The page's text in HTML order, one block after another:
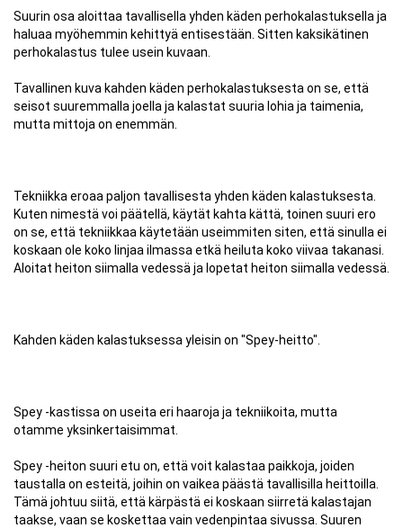
Suurin osa aloittaa tavallisella yhden käden perhokalastuksella ja
haluaa myöhemmin kehittyä entisestään. Sitten kaksikätinen
perhokalastus tulee usein kuvaan.
Tavallinen kuva kahden käden perhokalastuksesta on se, että
seisot suuremmalla joella ja kalastat suuria lohia ja taimenia,
mutta mittoja on enemmän.
Tekniikka eroaa paljon tavallisesta yhden käden kalastuksesta.
Kuten nimestä voi päätellä, käytät kahta kättä, toinen suuri ero
on se, että tekniikkaa käytetään useimmiten siten, että sinulla ei
koskaan ole koko linjaa ilmassa etkä heiluta koko viivaa takanasi.
Aloitat heiton siimalla vedessä ja lopetat heiton siimalla vedessä.
Kahden käden kalastuksessa yleisin on "Spey-heitto".
Spey -kastissa on useita eri haaroja ja tekniikoita, mutta
otamme yksinkertaisimmat.
Spey -heiton suuri etu on, että voit kalastaa paikkoja, joiden
taustalla on esteitä, joihin on vaikea päästä tavallisilla heittoilla.
Tämä johtuu siitä, että kärpästä ei koskaan siirretä kalastajan
taakse, vaan se koskettaa vain vedenpintaa sivussa. Suuren